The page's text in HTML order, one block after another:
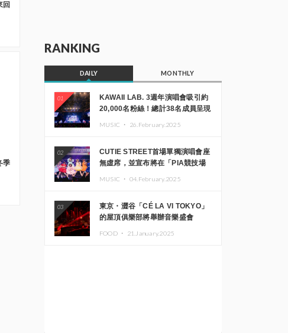
回
季
RANKING
DAILY MONTHLY
01
KAWAII LAB. 3週年演唱會吸引約
20,000名粉絲！總計38名成員呈現
MUSIC ・ 26.February.2025
02
CUTIE STREET首場單獨演唱會座
無虛席，並宣布將在「PIA競技場
MUSIC ・ 04.February.2025
03
東京・澀谷「CÉ LA VI TOKYO」
的屋頂俱樂部將舉辦音樂盛會
FOOD ・ 21.January.2025